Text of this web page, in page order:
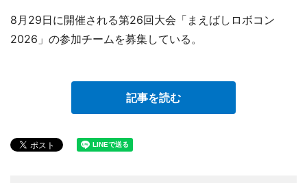
8月29日に開催される第26回大会「まえばしロボコン
2026」の参加チームを募集している。
記事を読む